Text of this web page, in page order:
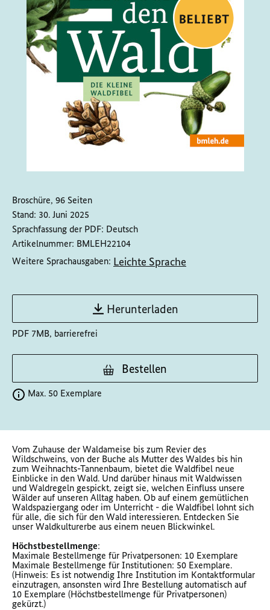
Broschüre, 96 Seiten
Stand: 30. Juni 2025
Sprachfassung der PDF: Deutsch
Artikelnummer: BMLEH22104
Weitere Sprachausgaben: Leichte Sprache
Herunterladen
PDF 7MB, barrierefrei
Bestellen
Max. 50 Exemplare
Vom Zuhause der Waldameise bis zum Revier des
Wildschweins, von der Buche als Mutter des Waldes bis hin
zum Weihnachts-Tannenbaum, bietet die Waldfibel neue
Einblicke in den Wald. Und darüber hinaus mit Waldwissen
und Waldregeln gespickt, zeigt sie, welchen Einfluss unsere
Wälder auf unseren Alltag haben. Ob auf einem gemütlichen
Waldspaziergang oder im Unterricht - die Waldfibel lohnt sich
für alle, die sich für den Wald interessieren. Entdecken Sie
unser Waldkulturerbe aus einem neuen Blickwinkel.
Höchstbestellmenge:
Maximale Bestellmenge für Privatpersonen: 10 Exemplare
Maximale Bestellmenge für Institutionen: 50 Exemplare.
(Hinweis: Es ist notwendig Ihre Institution im Kontaktformular
einzutragen, ansonsten wird Ihre Bestellung automatisch auf
10 Exemplare (Höchstbestellmenge für Privatpersonen)
gekürzt.)